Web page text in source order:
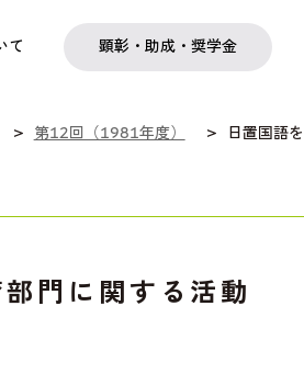
て 顕彰・助成・奨学金
ローシップ
日本語交流
プログラム 社会啓発事業
第12回（1981年度） 日置国語
門に関する活動